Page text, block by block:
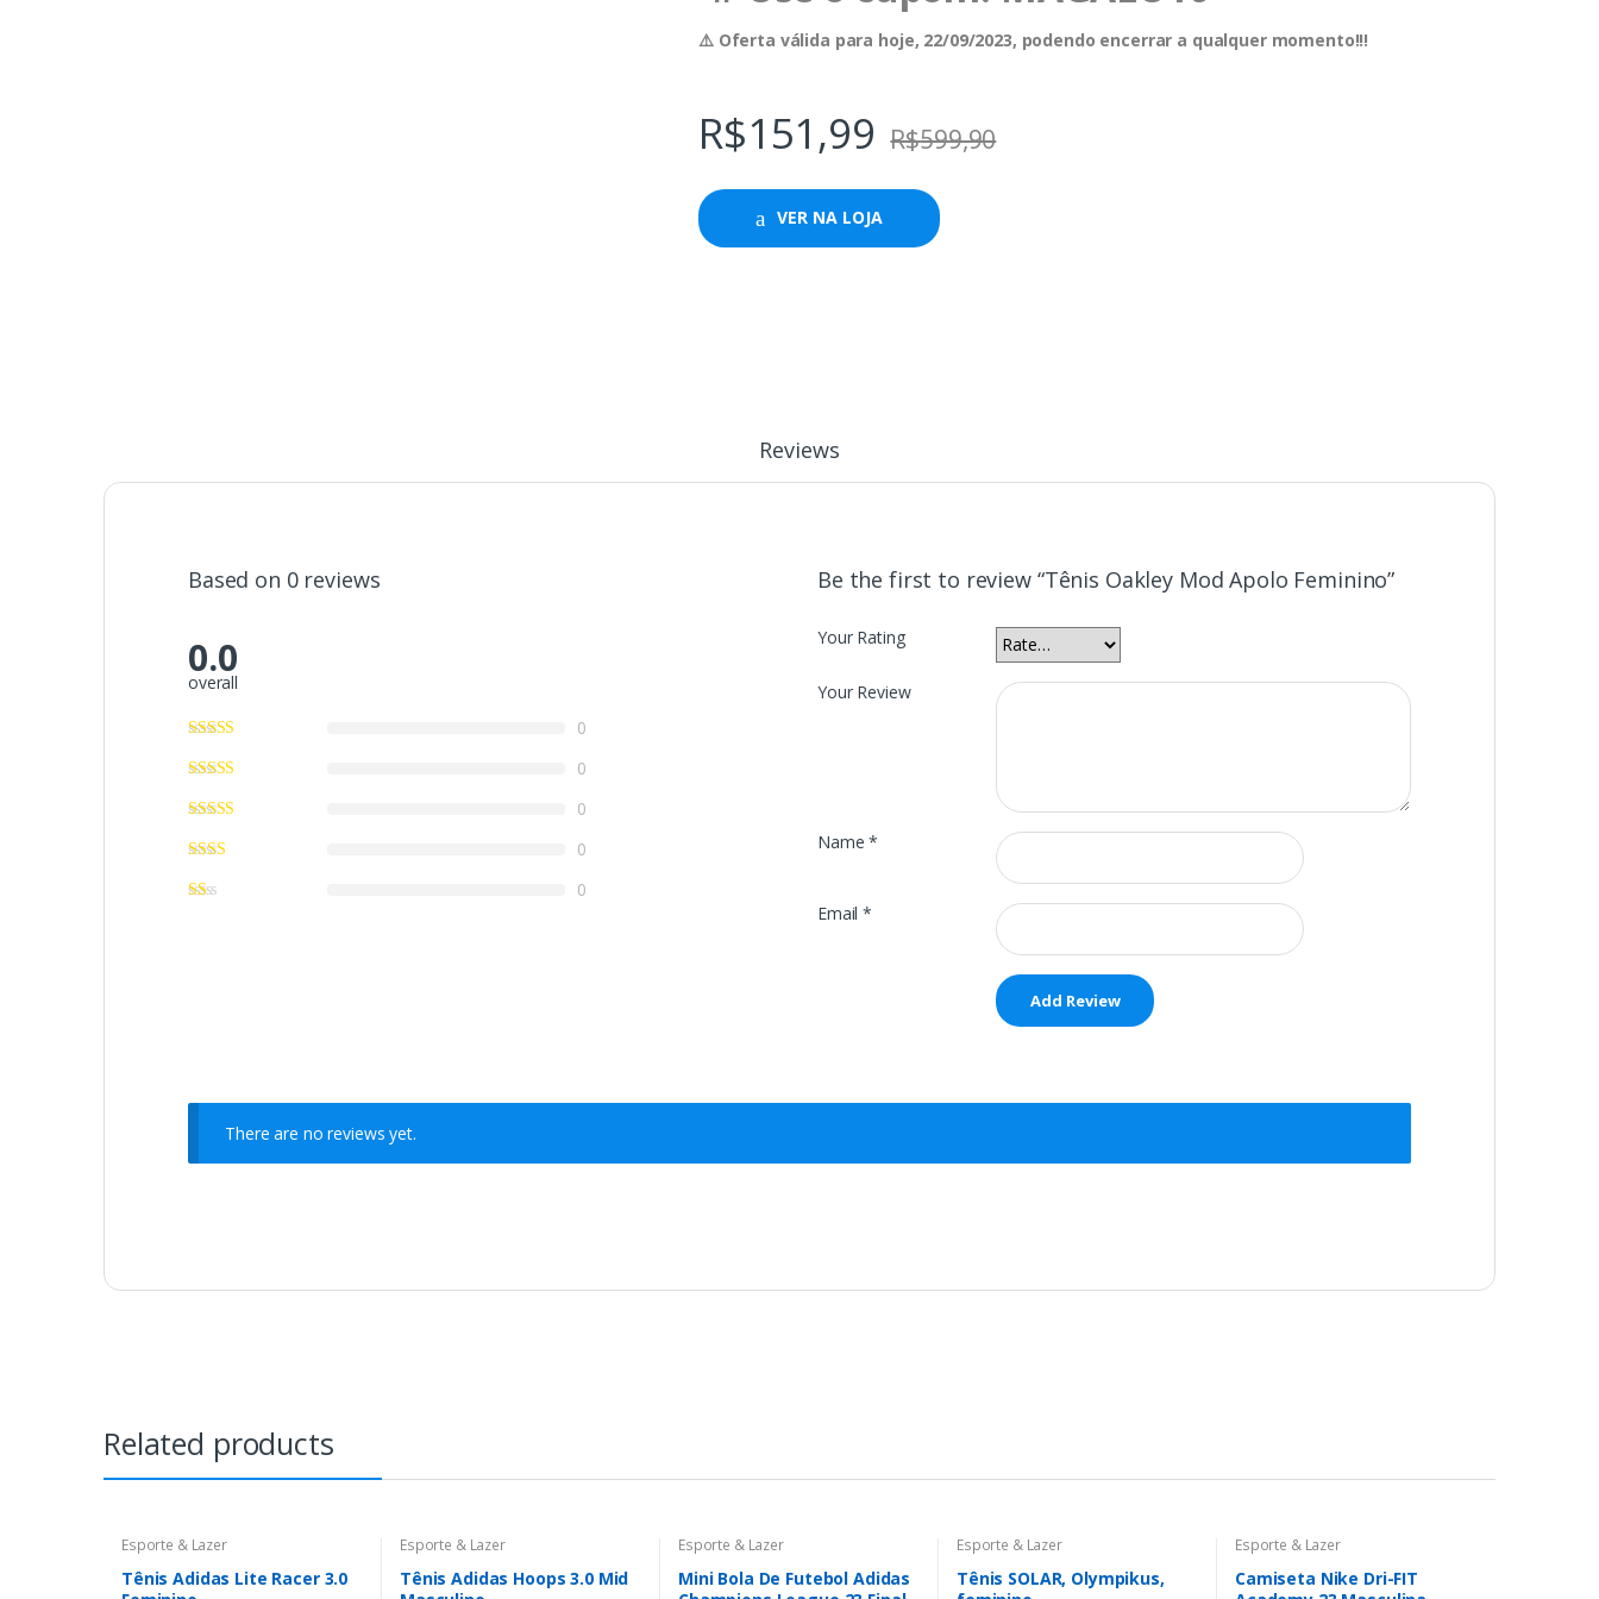
⚠️ Oferta válida para hoje, 22/09/2023, podendo encerrar a qualquer momento!!!
R$151,99 R$599,90
VER NA LOJA
Reviews
Based on 0 reviews
0.0
overall
0
0
0
0
0
Be the first to review “Tênis Oakley Mod Apolo Feminino”
Your Rating
Your Review
Name*
Email*
There are no reviews yet.
Related products
Esporte & Lazer
Tênis Adidas Lite Racer 3.0
Esporte & Lazer
Tênis Adidas Hoops 3.0 Mid
Esporte & Lazer
Mini Bola De Futebol Adidas
Esporte & Lazer
Tênis SOLAR, Olympikus,
Esporte & Lazer
Camiseta Nike Dri-FIT